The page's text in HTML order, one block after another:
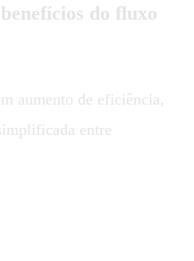
do fluxo
aumento de eficiência,
entre